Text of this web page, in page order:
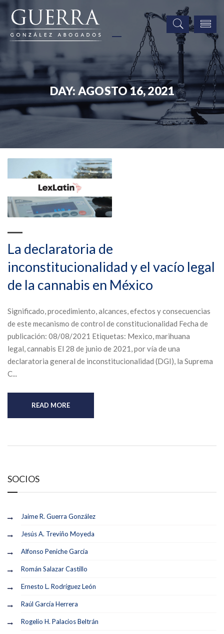
DAY: AGOSTO 16, 2021
La declaratoria de
inconstitucionalidad y el vacío legal
de la cannabis en México
Significado, procedimiento, alcances, efectos y consecuencias
de este mecanismo de control de constitucionalidad Fecha de
publicación: 08/08/2021 Etiquetas: Mexico, marihuana
legal, cannabis El 28 de junio de 2021, por vía de una
declaratoria general de inconstitucionalidad (DGI), la Suprema
C...
READ MORE
SOCIOS
Jaime R. Guerra González
Jesús A. Treviño Moyeda
Alfonso Peniche García
Román Salazar Castillo
Ernesto L. Rodríguez León
Raúl García Herrera
Rogelio H. Palacios Beltrán